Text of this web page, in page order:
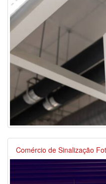
Comércio de Sinalização